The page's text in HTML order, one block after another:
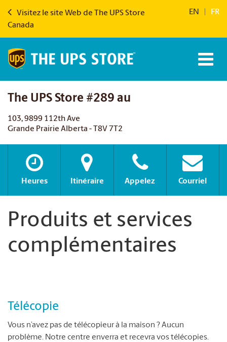
Visitez le site Web de The UPS Store
Canada
EN FR
The UPS Store #289 au
103, 9899 112th Ave
Grande Prairie Alberta - T8V 7T2
Heures Itinéraire Appelez Courriel
Produits et services
complémentaires
Télécopie
Vous n’avez pas de télécopieur à la maison ? Aucun
problème. Notre centre enverra et recevra vos télécopies.